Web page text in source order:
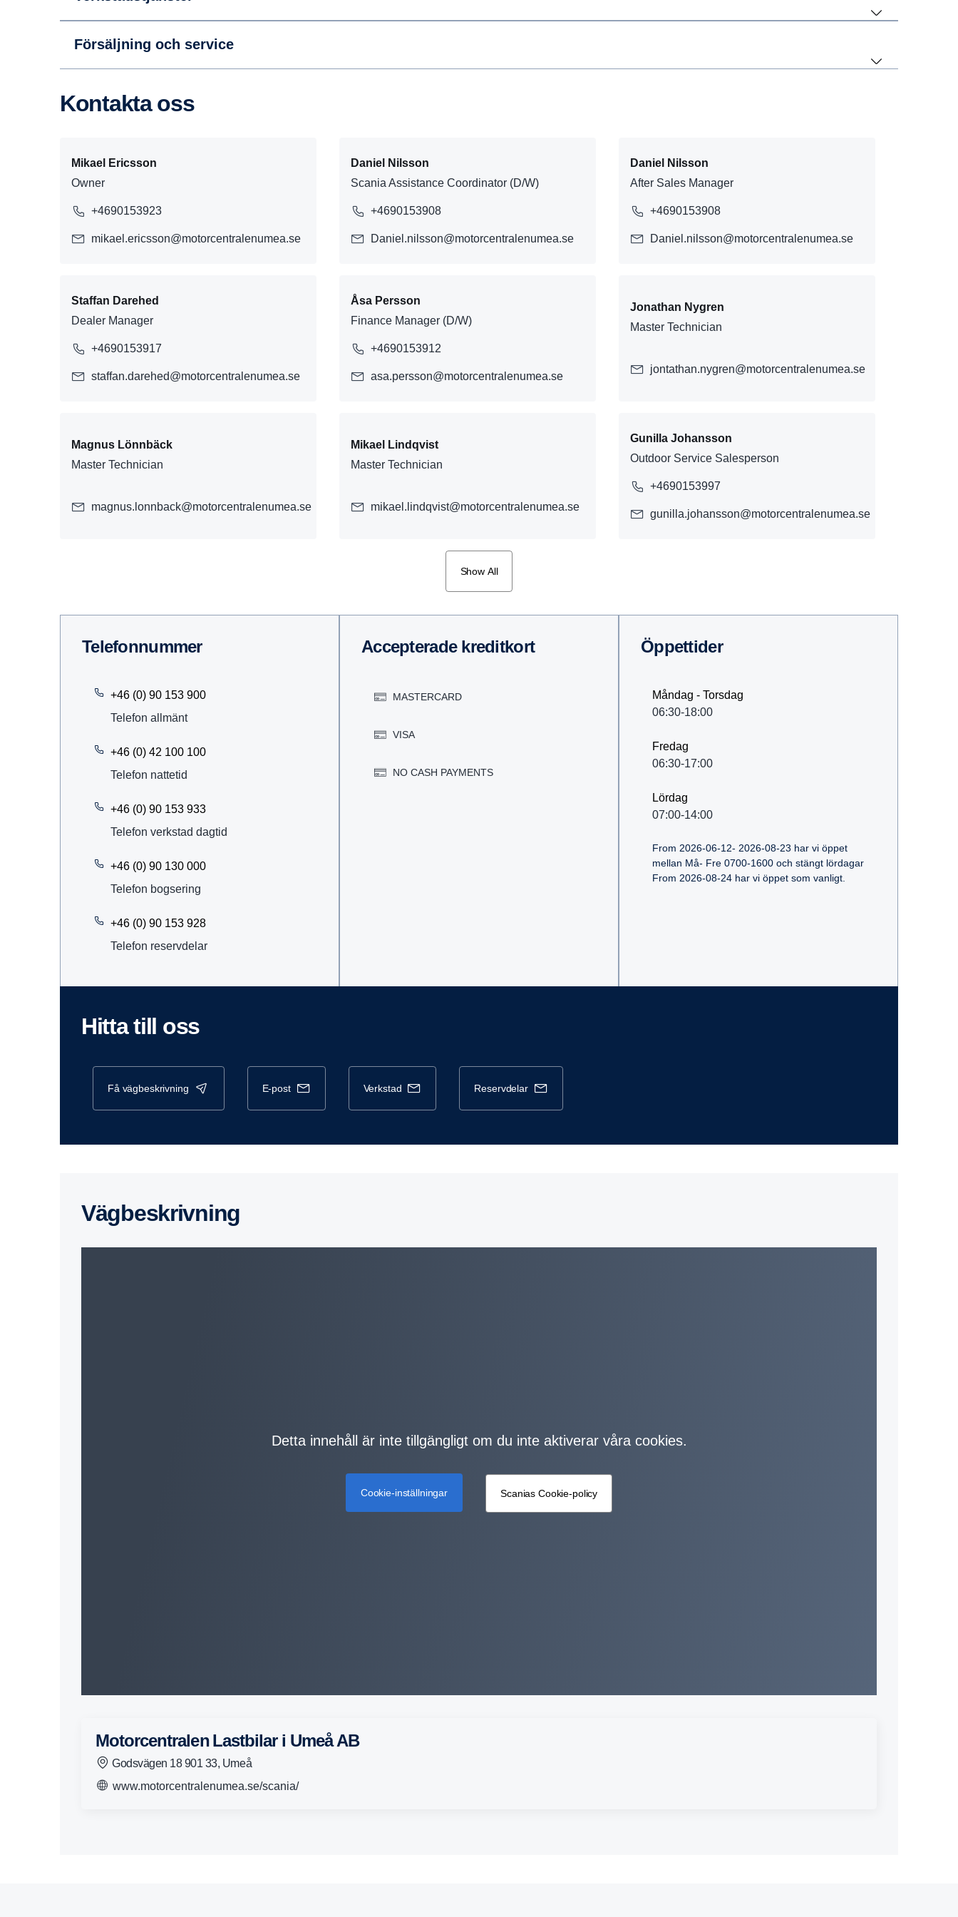
Försäljning och service
Kontakta oss
Mikael Ericsson
Owner
+4690153923
mikael.ericsson@motorcentralenumea.se
Daniel Nilsson
Scania Assistance Coordinator (D/W)
+4690153908
Daniel.nilsson@motorcentralenumea.se
Daniel Nilsson
After Sales Manager
+4690153908
Daniel.nilsson@motorcentralenumea.se
Staffan Darehed
Dealer Manager
+4690153917
staffan.darehed@motorcentralenumea.se
Åsa Persson
Finance Manager (D/W)
+4690153912
asa.persson@motorcentralenumea.se
Jonathan Nygren
Master Technician
jontathan.nygren@motorcentralenumea.se
Magnus Lönnbäck
Master Technician
magnus.lonnback@motorcentralenumea.se
Mikael Lindqvist
Master Technician
mikael.lindqvist@motorcentralenumea.se
Gunilla Johansson
Outdoor Service Salesperson
+4690153997
gunilla.johansson@motorcentralenumea.se
Show All
Telefon­nummer
+46 (0) 90 153 900
Telefon allmänt
+46 (0) 42 100 100
Telefon nattetid
+46 (0) 90 153 933
Telefon verkstad dagtid
+46 (0) 90 130 000
Telefon bogsering
+46 (0) 90 153 928
Telefon reservdelar
Accep­te­rade kredit­kort
MASTERCARD
VISA
NO CASH PAYMENTS
Öppet­tider
Måndag - Torsdag
06:30-18:00
Fredag
06:30-17:00
Lördag
07:00-14:00
From 2026-06-12- 2026-08-23 har vi öppet
mellan Må- Fre 0700-1600 och stängt lördagar
From 2026-08-24 har vi öppet som vanligt.
Hitta till oss
få vägbeskrivning e-post verkstad reservdelar
Vägbe­skriv­ning
Detta innehåll är inte tillgängligt om du inte aktiverar våra cookies.
Cookie-inställningar Scanias Cookie-policy
Motorcentralen Lastbilar i Umeå AB
Godsvägen 18 901 33, Umeå
www.motorcentralenumea.se/scania/